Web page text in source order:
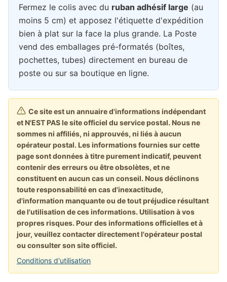
Fermez le colis avec du ruban adhésif large (au
moins 5 cm) et apposez l'étiquette d'expédition
bien à plat sur la face la plus grande. La Poste
vend des emballages pré-formatés (boîtes,
pochettes, tubes) directement en bureau de
poste ou sur sa boutique en ligne.
Ce site est un annuaire d'informations indépendant
et N'EST PAS le site officiel du service postal. Nous ne
sommes ni affiliés, ni approuvés, ni liés à aucun
opérateur postal. Les informations fournies sur cette
page sont données à titre purement indicatif, peuvent
contenir des erreurs ou être obsolètes, et ne
constituent en aucun cas un conseil. Nous déclinons
toute responsabilité en cas d'inexactitude,
d'information manquante ou de tout préjudice résultant
de l'utilisation de ces informations. Utilisation à vos
propres risques. Pour des informations officielles et à
jour, veuillez contacter directement l'opérateur postal
ou consulter son site officiel.
Conditions d'utilisation